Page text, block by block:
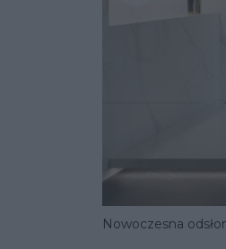
Nowoczesna